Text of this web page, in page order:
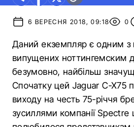
6 ВЕРЕСНЯ 2018, 09:18 0
Даний екземпляр є одним з
випущених ноттингемским
безумовно, найбільш
Спочатку цей Jaguar C-X75
виходу на честь 75-річчя
зусиллями компанії Spectre